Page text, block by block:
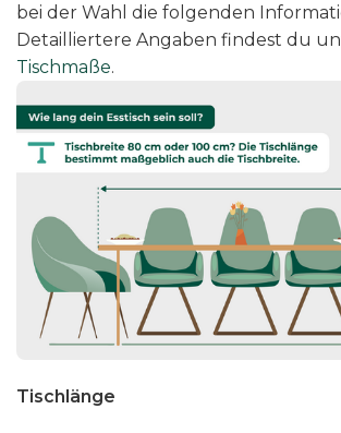
bei der Wahl die folgenden
Detailliertere Angaben findest du
Tischmaße.
Tischlänge